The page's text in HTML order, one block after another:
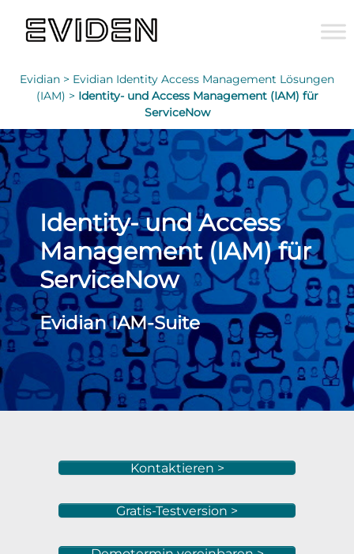
Evidian > Evidian Identity Access Management Lösungen
(IAM) > Identity- und Access Management (IAM) für
ServiceNow
Identity- und Access
Management (IAM) für
ServiceNow
Evidian IAM-Suite
Kontaktieren >
Gratis-Testversion >